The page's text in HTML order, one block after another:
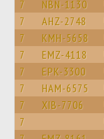
7 NBN-1130
7 AHZ-2748
7 KMH-5658
7 EMZ-4118
7 EPK-3300
7 HAM-6575
7 XIB-7706
7